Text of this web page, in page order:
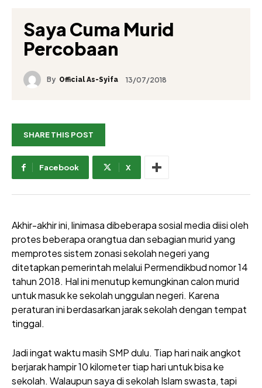
Saya Cuma Murid
Percobaan
By Official As-Syifa 13/07/2018
SHARE THIS POST
Facebook X
Akhir-akhir ini, linimasa dibeberapa sosial media diisi oleh
protes beberapa orangtua dan sebagian murid yang
memprotes sistem zonasi sekolah negeri yang
ditetapkan pemerintah melalui Permendikbud nomor 14
tahun 2018. Hal ini menutup kemungkinan calon murid
untuk masuk ke sekolah unggulan negeri. Karena
peraturan ini berdasarkan jarak sekolah dengan tempat
tinggal.
Jadi ingat waktu masih SMP dulu. Tiap hari naik angkot
berjarak hampir 10 kilometer tiap hari untuk bisa ke
sekolah. Walaupun saya di sekolah Islam swasta, tapi